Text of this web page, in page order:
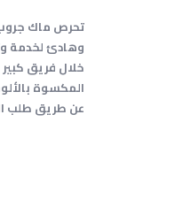
تحرص ماك
وهادئ لخدمة
خلال فريق
المكسوة
عن طريق طلب